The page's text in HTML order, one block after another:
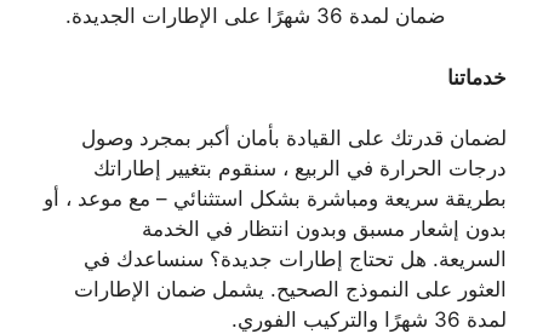
ضمان لمدة 36 شهرًا على الإطارات الجديدة.
خدماتنا
لضمان قدرتك على القيادة بأمان أكبر بمجرد وصول
درجات الحرارة في الربيع ، سنقوم بتغيير إطاراتك
بطريقة سريعة ومباشرة بشكل استثنائي – مع موعد ، أو
بدون إشعار مسبق وبدون انتظار في الخدمة
السريعة. هل تحتاج إطارات جديدة؟ سنساعدك في
العثور على النموذج الصحيح. يشمل ضمان الإطارات
لمدة 36 شهرًا والتركيب الفوري.